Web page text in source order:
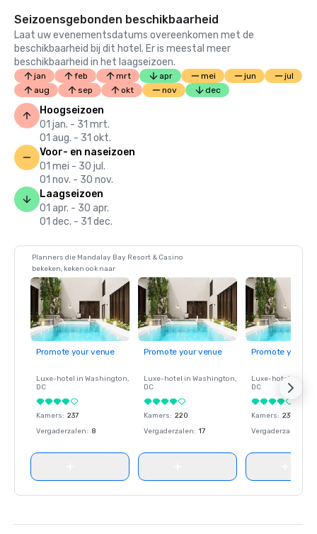
Seizoensgebonden beschikbaarheid
Laat uw evenementsdatums overeenkomen met de
beschikbaarheid bij dit hotel. Er is meestal meer
beschikbaarheid in het laagseizoen.
jan feb mrt apr mei jun
jul
aug
sep okt nov dec
Hoogseizoen
01 jan. - 31 mrt.
01 aug. - 31 okt.
Voor- en naseizoen
01 mei - 30 jul.
01 nov. - 30 nov.
Laagseizoen
01 apr. - 30 apr.
01 dec. - 31 dec.
Planners die Mandalay Bay Resort & Casino
bekeken, keken ook naar
Promote your venue
Luxe-hotel in Washington,
DC
Kamers: 237
Vergaderzalen: 8
Promote your venue
Luxe-hotel in Washington,
DC
Kamers: 220
Vergaderzalen: 17
Promote your
Luxe-hotel in
DC
Kamers: 237
Vergaderzalen